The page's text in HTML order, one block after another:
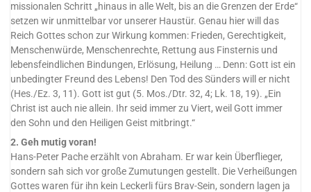
missionalen Schritt „hinaus in alle Welt, bis an die Grenzen der Erde“
setzen wir unmittelbar vor unserer Haustür. Genau hier will das
Reich Gottes schon zur Wirkung kommen: Frieden, Gerechtigkeit,
Menschenwürde, Menschenrechte, Rettung aus Finsternis und
lebensfeindlichen Bindungen, Erlösung, Heilung … Denn: Gott ist ein
unbedingter Freund des Lebens! Den Tod des Sünders will er nicht
(Hes./Ez. 3, 11). Gott ist gut (5. Mos./Dtr. 32, 4; Lk. 18, 19). „Ein
Christ ist auch nie allein. Ihr seid immer zu Viert, weil Gott immer
den Sohn und den Heiligen Geist mitbringt.“
2. Geh mutig voran!
Hans-Peter Pache erzählt von Abraham. Er war kein Überflieger,
sondern sah sich vor große Zumutungen gestellt. Die Verheißungen
Gottes waren für ihn kein Leckerli fürs Brav-Sein, sondern lagen ja